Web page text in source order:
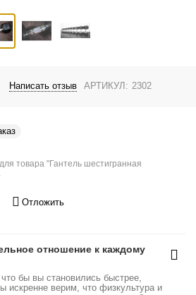
Написать отзыв АРТИКУЛ: 2302
товара "Гантель шестигранная
.
Отложить
отношение к каждому
бы вы становились быстрее,
искренне верим, что физкультура и